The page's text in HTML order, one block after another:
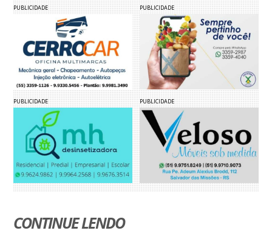
PUBLICIDADE PUBLICIDADE
PUBLICIDADE PUBLICIDADE
CONTINUE LENDO